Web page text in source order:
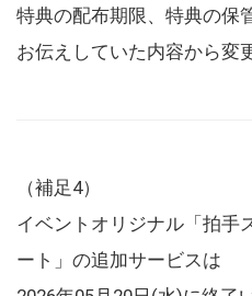
特典の配布期限、特典の保
お伝えしていた内容から変
（補足4）
イベントオリジナル「拍手
ート」の追加サービスは